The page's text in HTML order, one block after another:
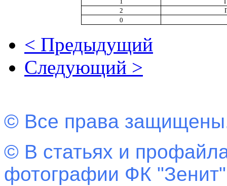
2
0
< Предыдущий
Следующий >
© Все права
© В статьях и
фотографии ФК